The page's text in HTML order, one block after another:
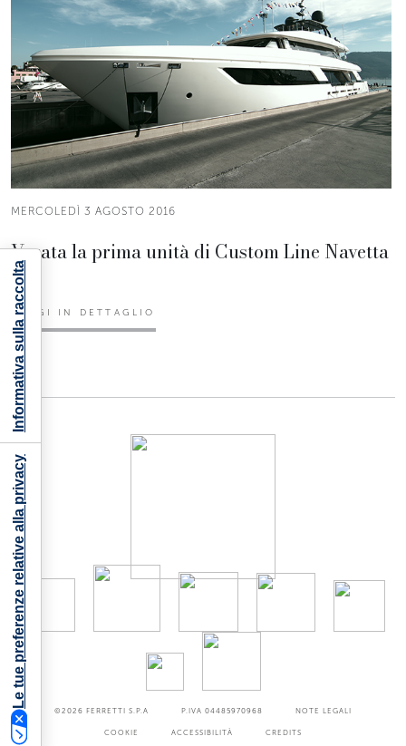
MERCOLEDÌ 3 AGOSTO 2016
Varata la prima unità di Custom Line Navetta
37.
LEGGI IN DETTAGLIO
©2026 FERRETTI S.P.A P.IVA 04485970968 NOTE LEGALI
COOKIE ACCESSIBILITÀ CREDITS
Le tue preferenze relative alla privacy
Informativa sulla raccolta